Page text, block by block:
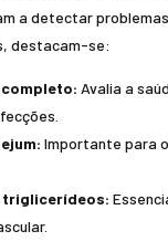
a detectar
destacam-se:
completo: Avalia a
Importante para
triglicerídeos: